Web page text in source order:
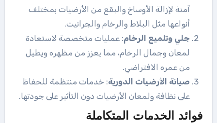
آمنة لإزالة الأوساخ والبقع من الأرضيات بمختلف
أنواعها مثل البلاط والرخام والجرانيت.
جلي وتلميع الرخام: عمليات متخصصة لاستعادة
لمعان وجمال الرخام، مما يعزز من مظهره ويطيل
من عمره الافتراضي.
صيانة الأرضيات الدورية: خدمات منتظمة للحفاظ
على نظافة ولمعان الأرضيات دون التأثير على جودتها.
فوائد الخدمات المتكاملة